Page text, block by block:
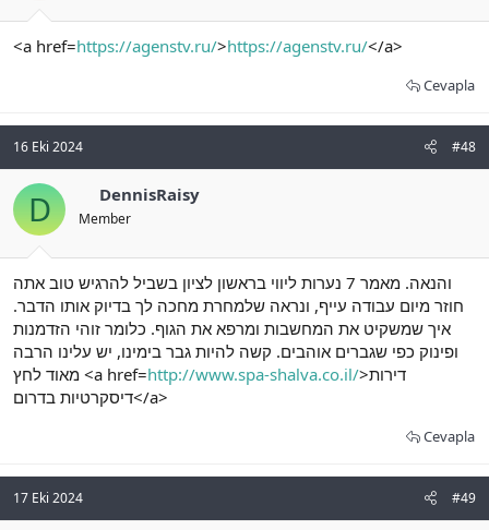
<a href=https://agenstv.ru/>https://agenstv.ru/</a>
Cevapla
16 Eki 2024 #48
D DennisRaisy
Member
והנאה. מאמר 7 נערות ליווי בראשון לציון בשביל להרגיש טוב אתה
חוזר מיום עבודה עייף, ונראה שלמחרת מחכה לך בדיוק אותו הדבר.
איך שמשקיט את המחשבות ומרפא את הגוף. כלומר זוהי הזדמנות
ופינוק כפי שגברים אוהבים. קשה להיות גבר בימינו, יש עלינו הרבה
מאוד לחץ <a href=http://www.spa-shalva.co.il/>דירות
דיסקרטיות בדרום</a>
Cevapla
17 Eki 2024 #49